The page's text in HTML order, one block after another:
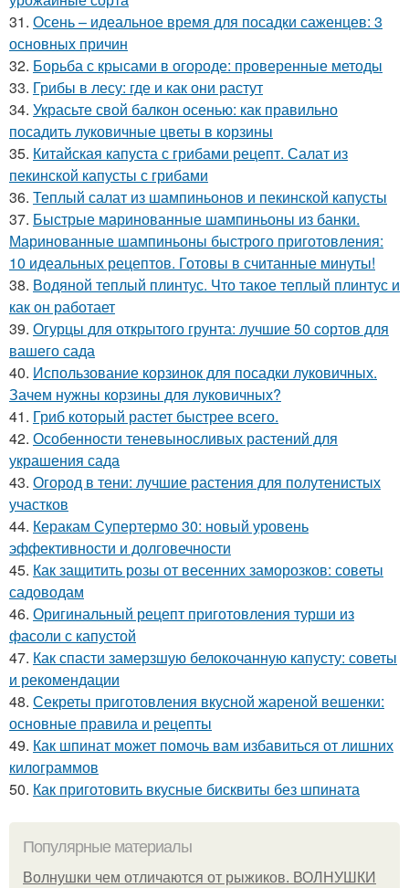
31. Осень – идеальное время для посадки саженцев: 3
основных причин
32. Борьба с крысами в огороде: проверенные методы
33. Грибы в лесу: где и как они растут
34. Украсьте свой балкон осенью: как правильно
посадить луковичные цветы в корзины
35. Китайская капуста с грибами рецепт. Салат из
пекинской капусты с грибами
36. Теплый салат из шампиньонов и пекинской капусты
37. Быстрые маринованные шампиньоны из банки.
Маринованные шампиньоны быстрого приготовления:
10 идеальных рецептов. Готовы в считанные минуты!
38. Водяной теплый плинтус. Что такое теплый плинтус и
как он работает
39. Огурцы для открытого грунта: лучшие 50 сортов для
вашего сада
40. Использование корзинок для посадки луковичных.
Зачем нужны корзины для луковичных?
41. Гриб который растет быстрее всего.
42. Особенности теневыносливых растений для
украшения сада
43. Огород в тени: лучшие растения для полутенистых
участков
44. Керакам Супертермо 30: новый уровень
эффективности и долговечности
45. Как защитить розы от весенних заморозков: советы
садоводам
46. Оригинальный рецепт приготовления турши из
фасоли с капустой
47. Как спасти замерзшую белокочанную капусту: советы
и рекомендации
48. Секреты приготовления вкусной жареной вешенки:
основные правила и рецепты
49. Как шпинат может помочь вам избавиться от лишних
килограммов
50. Как приготовить вкусные бисквиты без шпината
Популярные материалы
Волнушки чем отличаются от рыжиков. ВОЛНУШКИ